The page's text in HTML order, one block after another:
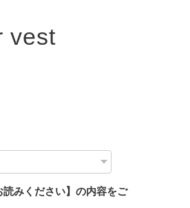
vest
読みください】の内容をご